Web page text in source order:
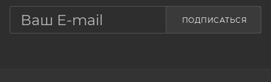
очищенную, тонизированную кожу лица.
ПОДПИСАТЬСЯ